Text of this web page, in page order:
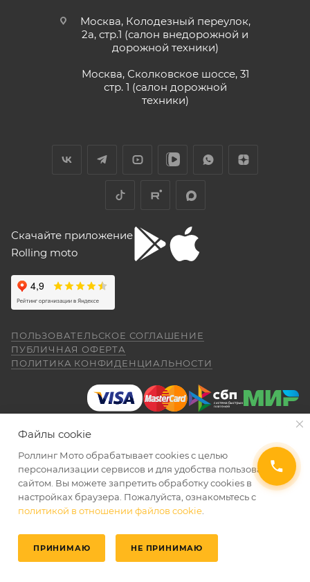
Москва, Колодезный переулок,
2а, стр.1 (салон внедорожной и
дорожной техники)
Москва, Сколковское шоссе, 31
стр. 1 (салон дорожной
техники)
Скачайте приложение
Rolling moto
ПОЛЬЗОВАТЕЛЬСКОЕ СОГЛАШЕНИЕ
ПУБЛИЧНАЯ ОФЕРТА
ПОЛИТИКА КОНФИДЕНЦИАЛЬНОСТИ
2026 © Интернет-магазин мототехники Роллинг Мото
Файлы cookie
Роллинг Мото обрабатывает сookies с целью
персонализации сервисов и для удобства пользования
сайтом. Вы можете запретить обработку сookies в
настройках браузера. Пожалуйста, ознакомьтесь с
политикой в отношении файлов cookie
ПРИНИМАЮ НЕ ПРИНИМАЮ